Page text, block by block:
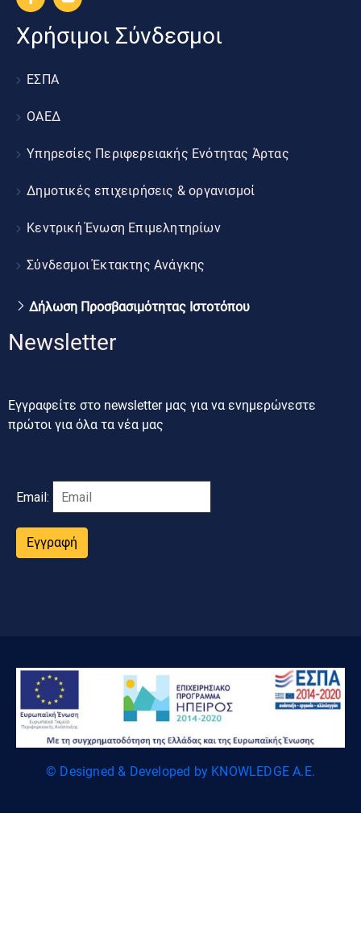
Χρήσιμοι Σύνδεσμοι
ΕΣΠΑ
ΟΑΕΔ
Υπηρεσίες Περιφερειακής Ενότητας Άρτας
Δημοτικές επιχειρήσεις & οργανισμοί
Κεντρική Ένωση Επιμελητηρίων
Σύνδεσμοι Έκτακτης Ανάγκης
Δήλωση Προσβασιμότητας Ιστοτόπου
Newsletter
Εγγραφείτε στο newsletter μας για να ενημερώνεστε
πρώτοι για όλα τα νέα μας
Email:
Εγγραφή
© Designed & Developed by KNOWLEDGE A.E.